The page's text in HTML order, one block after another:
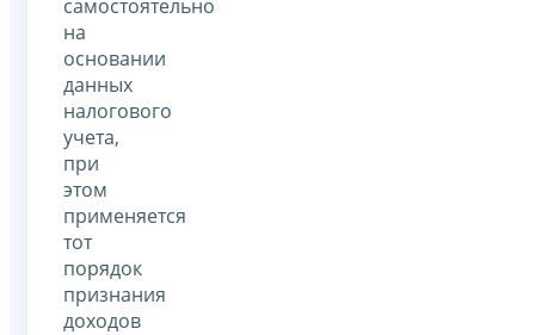
самостоятельно
на
основании
данных
налогового
учета,
при
этом
применяется
тот
порядок
признания
доходов